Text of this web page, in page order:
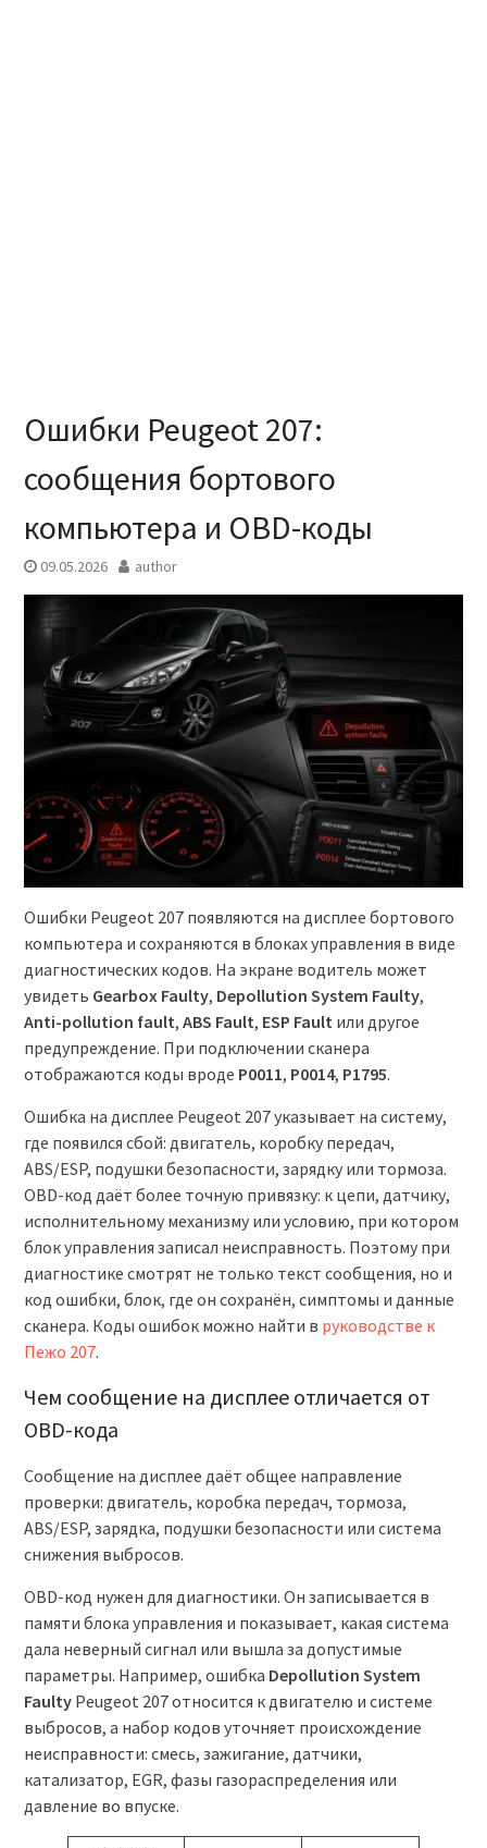
Ошибки Peugeot 207:
сообщения бортового
компьютера и OBD-коды
09.05.2026 author
Ошибки Peugeot 207 появляются на дисплее бортового
компьютера и сохраняются в блоках управления в виде
диагностических кодов. На экране водитель может
увидеть Gearbox Faulty, Depollution System Faulty,
Anti-pollution fault, ABS Fault, ESP Fault или другое
предупреждение. При подключении сканера
отображаются коды вроде P0011, P0014, P1795.
Ошибка на дисплее Peugeot 207 указывает на систему,
где появился сбой: двигатель, коробку передач,
ABS/ESP, подушки безопасности, зарядку или тормоза.
OBD-код даёт более точную привязку: к цепи, датчику,
исполнительному механизму или условию, при котором
блок управления записал неисправность. Поэтому при
диагностике смотрят не только текст сообщения, но и
код ошибки, блок, где он сохранён, симптомы и данные
сканера. Коды ошибок можно найти в руководстве к
Пежо 207.
Чем сообщение на дисплее отличается от
OBD-кода
Сообщение на дисплее даёт общее направление
проверки: двигатель, коробка передач, тормоза,
ABS/ESP, зарядка, подушки безопасности или система
снижения выбросов.
OBD-код нужен для диагностики. Он записывается в
памяти блока управления и показывает, какая система
дала неверный сигнал или вышла за допустимые
параметры. Например, ошибка Depollution System
FaultyPeugeot 207 относится к двигателю и системе
выбросов, а набор кодов уточняет происхождение
неисправности: смесь, зажигание, датчики,
катализатор, EGR, фазы газораспределения или
давление во впуске.